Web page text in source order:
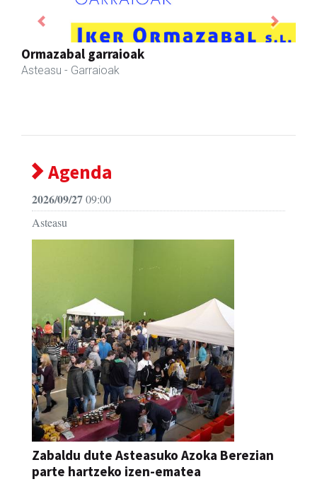
Kabela
Asteasu - Gozotegiak
Previous Next
Agenda
2026/09/2709:00
Asteasu
Zabaldu dute Asteasuko Azoka Berezian
parte hartzeko izen-ematea